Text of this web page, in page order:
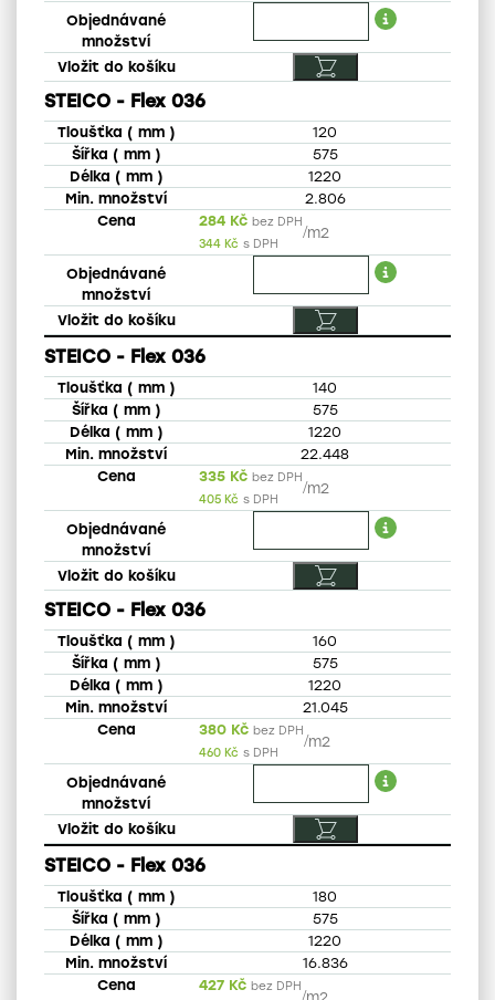
STEICO - Flex 036
120
575
1220
2.806
284 Kč bez DPH
344 Kč s DPH
/m2
STEICO - Flex 036
140
575
1220
22.448
335 Kč bez DPH
405 Kč s DPH
/m2
STEICO - Flex 036
160
575
1220
21.045
380 Kč bez DPH
460 Kč s DPH
/m2
STEICO - Flex 036
180
575
1220
16.836
427 Kč bez DPH /